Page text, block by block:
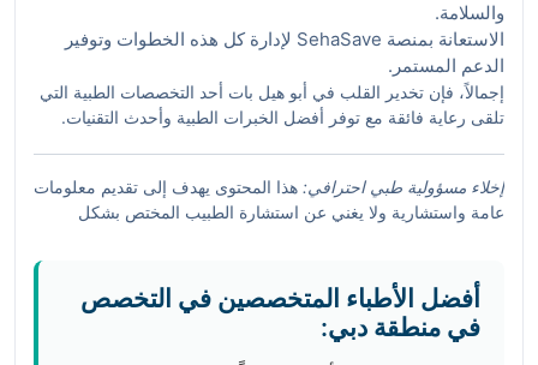
والسلامة.
الاستعانة بمنصة SehaSave لإدارة كل هذه الخطوات وتوفير
الدعم المستمر.
إجمالاً، فإن تخدير القلب في أبو هيل بات أحد التخصصات الطبية التي
تلقى رعاية فائقة مع توفر أفضل الخبرات الطبية وأحدث التقنيات.
قلبي جراحي.
إخلاء مسؤولية طبي احترافي: هذا المحتوى يهدف إلى تقديم معلومات
عامة واستشارية ولا يغني عن استشارة الطبيب المختص بشكل
للحصول على التشخيص الدقيق والعلاج المناسب وفقا لحالة كل فرد.
أفضل الأطباء المتخصصين في التخصص
في منطقة دبي: